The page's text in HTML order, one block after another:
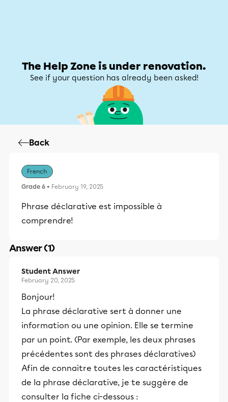
The Help Zone is under renovation.
See if your question has already been asked!
Back
French
Grade 6 • February 19, 2025
Phrase déclarative est impossible à
comprendre!
Answer (1)
Student Answer
February 20, 2025
Bonjour!
La phrase déclarative sert à donner une
information ou une opinion. Elle se termine
par un point. (Par exemple, les deux phrases
précédentes sont des phrases déclaratives)
Afin de connaitre toutes les caractéristiques
de la phrase déclarative, je te suggère de
consulter la fiche ci-dessous :